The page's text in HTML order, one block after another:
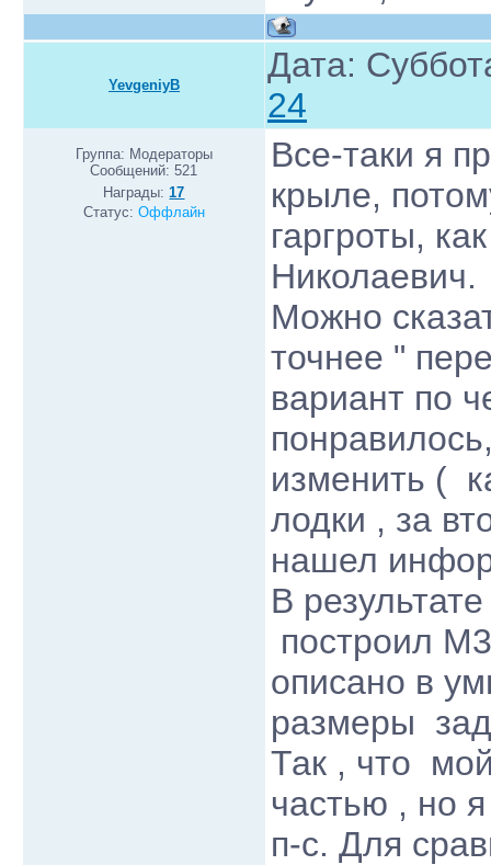
YevgeniyB
Дата:
24
Группа: Модераторы
Сообщений:521
Награды:17
Статус: Оффлайн
Все-таки я
крыле,
гаргроты,
Можно
точнее "
вариант по
изменить (
лодки , за
нашел
В
построил
описано в
размеры
Так , что
частью , но
п-с. Для